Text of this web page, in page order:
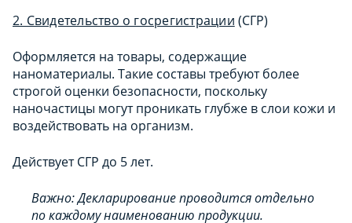
2. Свидетельство о госрегистрации (СГР)
Оформляется на товары, содержащие
наноматериалы. Такие составы требуют более
строгой оценки безопасности, поскольку
наночастицы могут проникать глубже в слои кожи и
воздействовать на организм.
Действует СГР до 5 лет.
Важно: Декларирование проводится отдельно
по каждому наименованию продукции.